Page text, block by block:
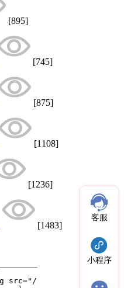
[895]
[745]
[875]
[1108]
[1236]
[1483]
客服
小程序